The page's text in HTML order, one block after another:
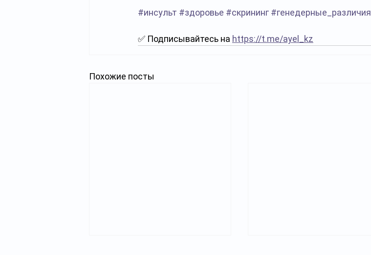
#инсульт #здоровье #скрининг #генедерные_различия
✅ Подписывайтесь на https://t.me/ayel_kz
Похожие посты